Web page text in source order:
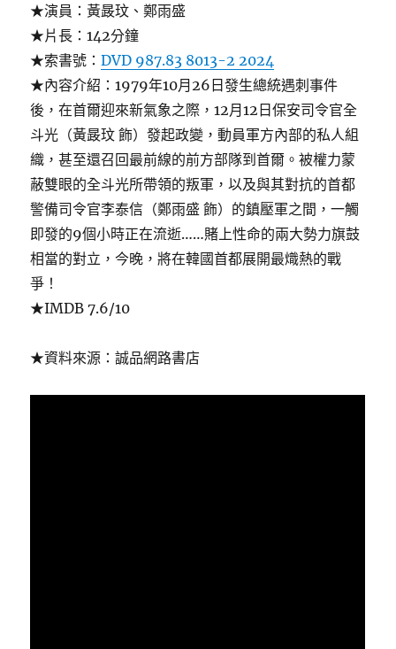
★演員：黃晸玟、鄭雨盛
★片長：142分鐘
★索書號：DVD 987.83 8013-2 2024
★內容介紹：1979年10月26日發生總統遇刺事件
後，在首爾迎來新氣象之際，12月12日保安司令官全
斗光（黃晸玟 飾）發起政變，動員軍方內部的私人組
織，甚至還召回最前線的前方部隊到首爾。被權力蒙
蔽雙眼的全斗光所帶領的叛軍，以及與其對抗的首都
警備司令官李泰信（鄭雨盛 飾）的鎮壓軍之間，一觸
即發的9個小時正在流逝……賭上性命的兩大勢力旗鼓
相當的對立，今晚，將在韓國首都展開最熾熱的戰
爭！
★IMDB 7.6/10
★資料來源：誠品網路書店